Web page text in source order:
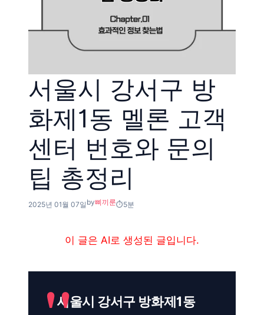
서울시 강서구 방
화제1동 멜론 고객
센터 번호와 문의
팁 총정리
2025년 01월 07일 by삐끼룬 5분
이 글은 AI로 생성된 글입니다.
서울시 강서구 방화제1동